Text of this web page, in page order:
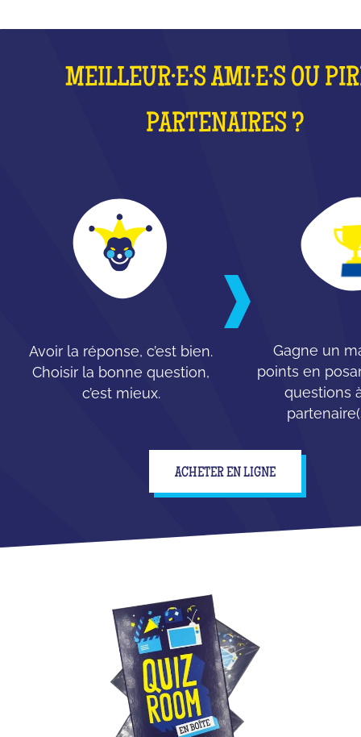
MEILLEUR·E·S AMI·E·S OU
PARTENAIRES ?
Avoir la réponse, c’est bien.
Choisir la bonne question,
c’est mieux.
Gagne un
points en
questions
ACHETER EN LIGNE